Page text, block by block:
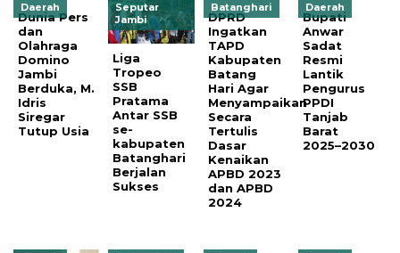
Daerah
Dunia Pers
dan
Olahraga
Domino
Jambi
Berduka, M.
Idris
Siregar
Tutup Usia
Seputar
Jambi
Liga
Tropeo
SSB
Pratama
Antar SSB
se-
kabupaten
Batanghari
Berjalan
Sukses
Batanghari
DPRD
Ingatkan
TAPD
Kabupaten
Batang
Hari Agar
Menyampaikan
Secara
Tertulis
Dasar
Kenaikan
APBD 2023
dan APBD
2024
Daerah
Bupati
Anwar
Sadat
Resmi
Lantik
Pengurus
PPDI
Tanjab
Barat
2025–2030